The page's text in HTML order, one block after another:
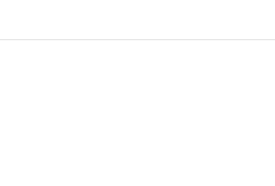
Brąz, miedź,